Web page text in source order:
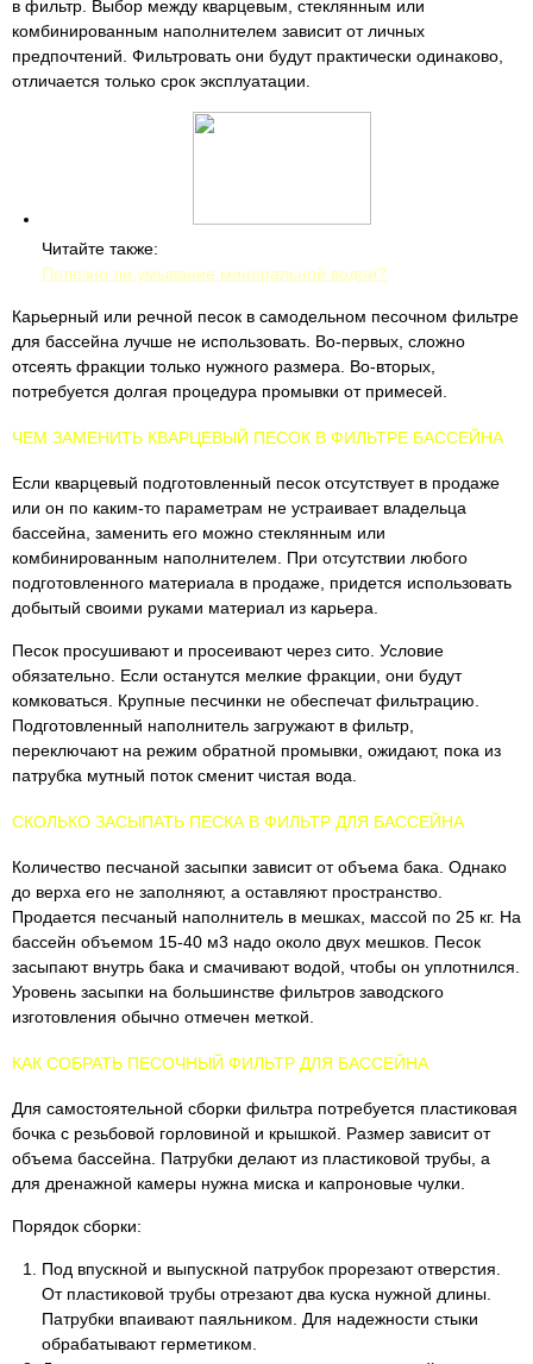
в фильтр. Выбор между кварцевым, стеклянным или
комбинированным наполнителем зависит от личных
предпочтений. Фильтровать они будут практически одинаково,
отличается только срок эксплуатации.
Читайте также:
Полезно ли умывание минеральной водой?
Карьерный или речной песок в самодельном песочном фильтре
для бассейна лучше не использовать. Во-первых, сложно
отсеять фракции только нужного размера. Во-вторых,
потребуется долгая процедура промывки от примесей.
ЧЕМ ЗАМЕНИТЬ КВАРЦЕВЫЙ ПЕСОК В ФИЛЬТРЕ БАССЕЙНА
Если кварцевый подготовленный песок отсутствует в продаже
или он по каким-то параметрам не устраивает владельца
бассейна, заменить его можно стеклянным или
комбинированным наполнителем. При отсутствии любого
подготовленного материала в продаже, придется использовать
добытый своими руками материал из карьера.
Песок просушивают и просеивают через сито. Условие
обязательно. Если останутся мелкие фракции, они будут
комковаться. Крупные песчинки не обеспечат фильтрацию.
Подготовленный наполнитель загружают в фильтр,
переключают на режим обратной промывки, ожидают, пока из
патрубка мутный поток сменит чистая вода.
СКОЛЬКО ЗАСЫПАТЬ ПЕСКА В ФИЛЬТР ДЛЯ БАССЕЙНА
Количество песчаной засыпки зависит от объема бака. Однако
до верха его не заполняют, а оставляют пространство.
Продается песчаный наполнитель в мешках, массой по 25 кг. На
бассейн объемом 15-40 м3 надо около двух мешков. Песок
засыпают внутрь бака и смачивают водой, чтобы он уплотнился.
Уровень засыпки на большинстве фильтров заводского
изготовления обычно отмечен меткой.
КАК СОБРАТЬ ПЕСОЧНЫЙ ФИЛЬТР ДЛЯ БАССЕЙНА
Для самостоятельной сборки фильтра потребуется пластиковая
бочка с резьбовой горловиной и крышкой. Размер зависит от
объема бассейна. Патрубки делают из пластиковой трубы, а
для дренажной камеры нужна миска и капроновые чулки.
Порядок сборки:
Под впускной и выпускной патрубок прорезают отверстия.
От пластиковой трубы отрезают два куска нужной длины.
Патрубки впаивают паяльником. Для надежности стыки
обрабатывают герметиком.